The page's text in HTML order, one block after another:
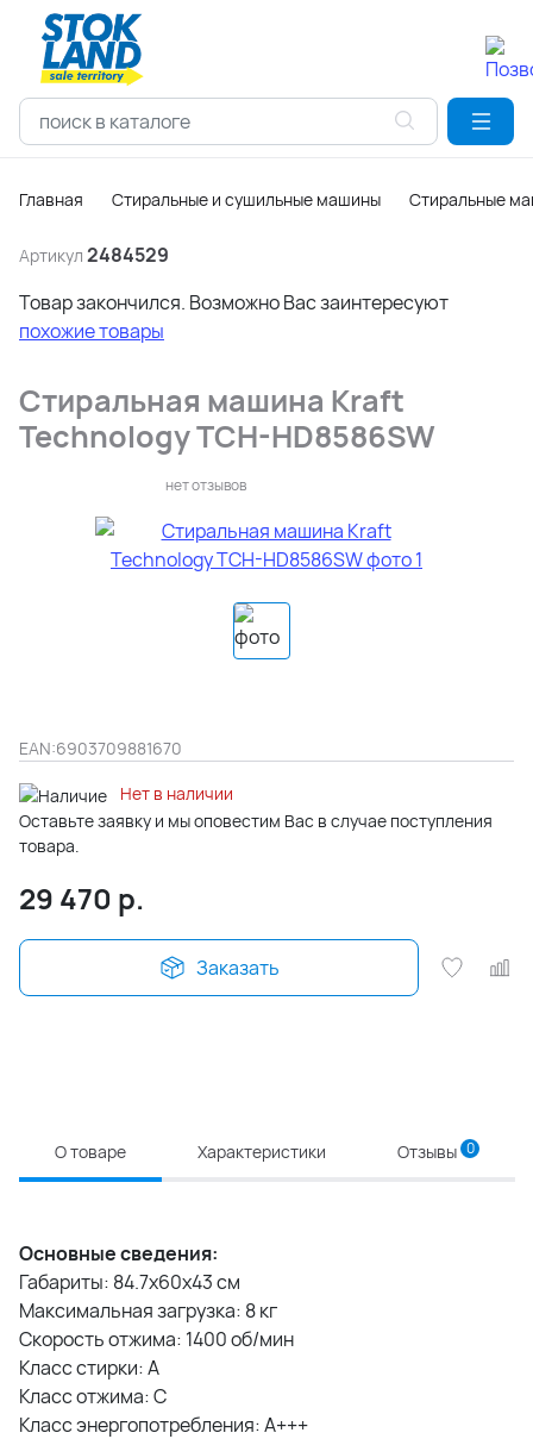
Главная Стиральные и сушильные машины Стиральные
Артикул 2484529
Товар закончился. Возможно Вас заинтересуют
похожие товары
Стиральная машина Kraft
Technology TCH-HD8586SW
нет отзывов
EAN:6903709881670
Нет в наличии
Оставьте заявку и мы оповестим Вас в случае поступления
товара.
29 470 р.
Заказать
О товаре Характеристики Отзывы 0
Основные сведения:
Габариты: 84.7х60х43 см
Максимальная загрузка: 8 кг
Скорость отжима: 1400 об/мин
Класс стирки: A
Класс отжима: С
Класс энергопотребления: А+++